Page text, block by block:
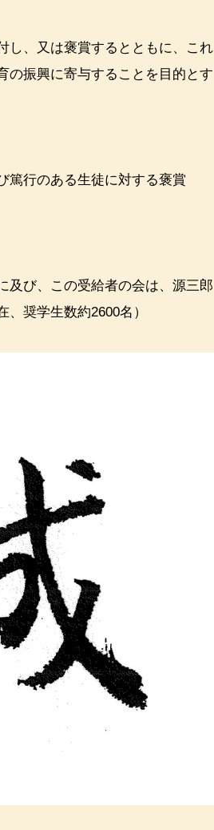
し、又は褒賞するとともに、これ
の振興に寄与することを目的とす
篤行のある生徒に対する褒賞
び、この受給者の会は、源三郎
奨学生数約2600名）